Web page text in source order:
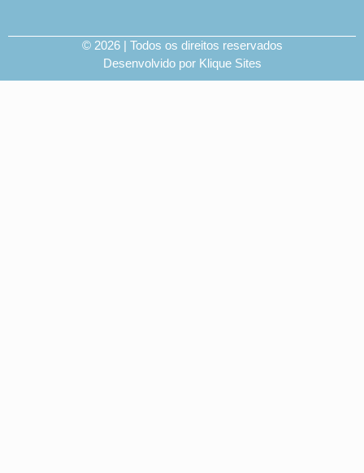
© 2026 | Todos os direitos reservados
Desenvolvido por Klique Sites